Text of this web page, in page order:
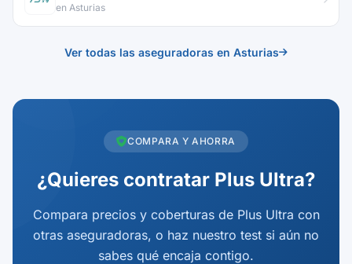
en Asturias
Ver todas las aseguradoras en Asturias
COMPARA Y AHORRA
¿Quieres contratar Plus Ultra?
Compara precios y coberturas de Plus Ultra con
otras aseguradoras, o haz nuestro test si aún no
sabes qué encaja contigo.